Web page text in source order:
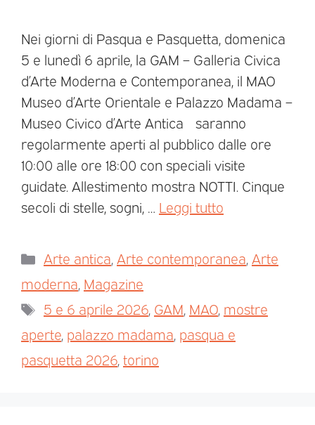
Nei giorni di Pasqua e Pasquetta, domenica
5 e lunedì 6 aprile, la GAM – Galleria Civica
d’Arte Moderna e Contemporanea, il MAO
Museo d’Arte Orientale e Palazzo Madama –
Museo Civico d’Arte Antica saranno
regolarmente aperti al pubblico dalle ore
10:00 alle ore 18:00 con speciali visite
guidate. Allestimento mostra NOTTI. Cinque
secoli di stelle, sogni, … Leggi tutto
Arte antica, Arte contemporanea, Arte
moderna, Magazine
5 e 6 aprile 2026, GAM, MAO, mostre
aperte, palazzo madama, pasqua e
pasquetta 2026,torino